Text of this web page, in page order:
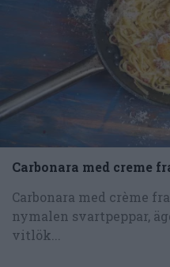
Carbonara med creme
Carbonara med crème
nymalen svartpeppar,
vitlök...